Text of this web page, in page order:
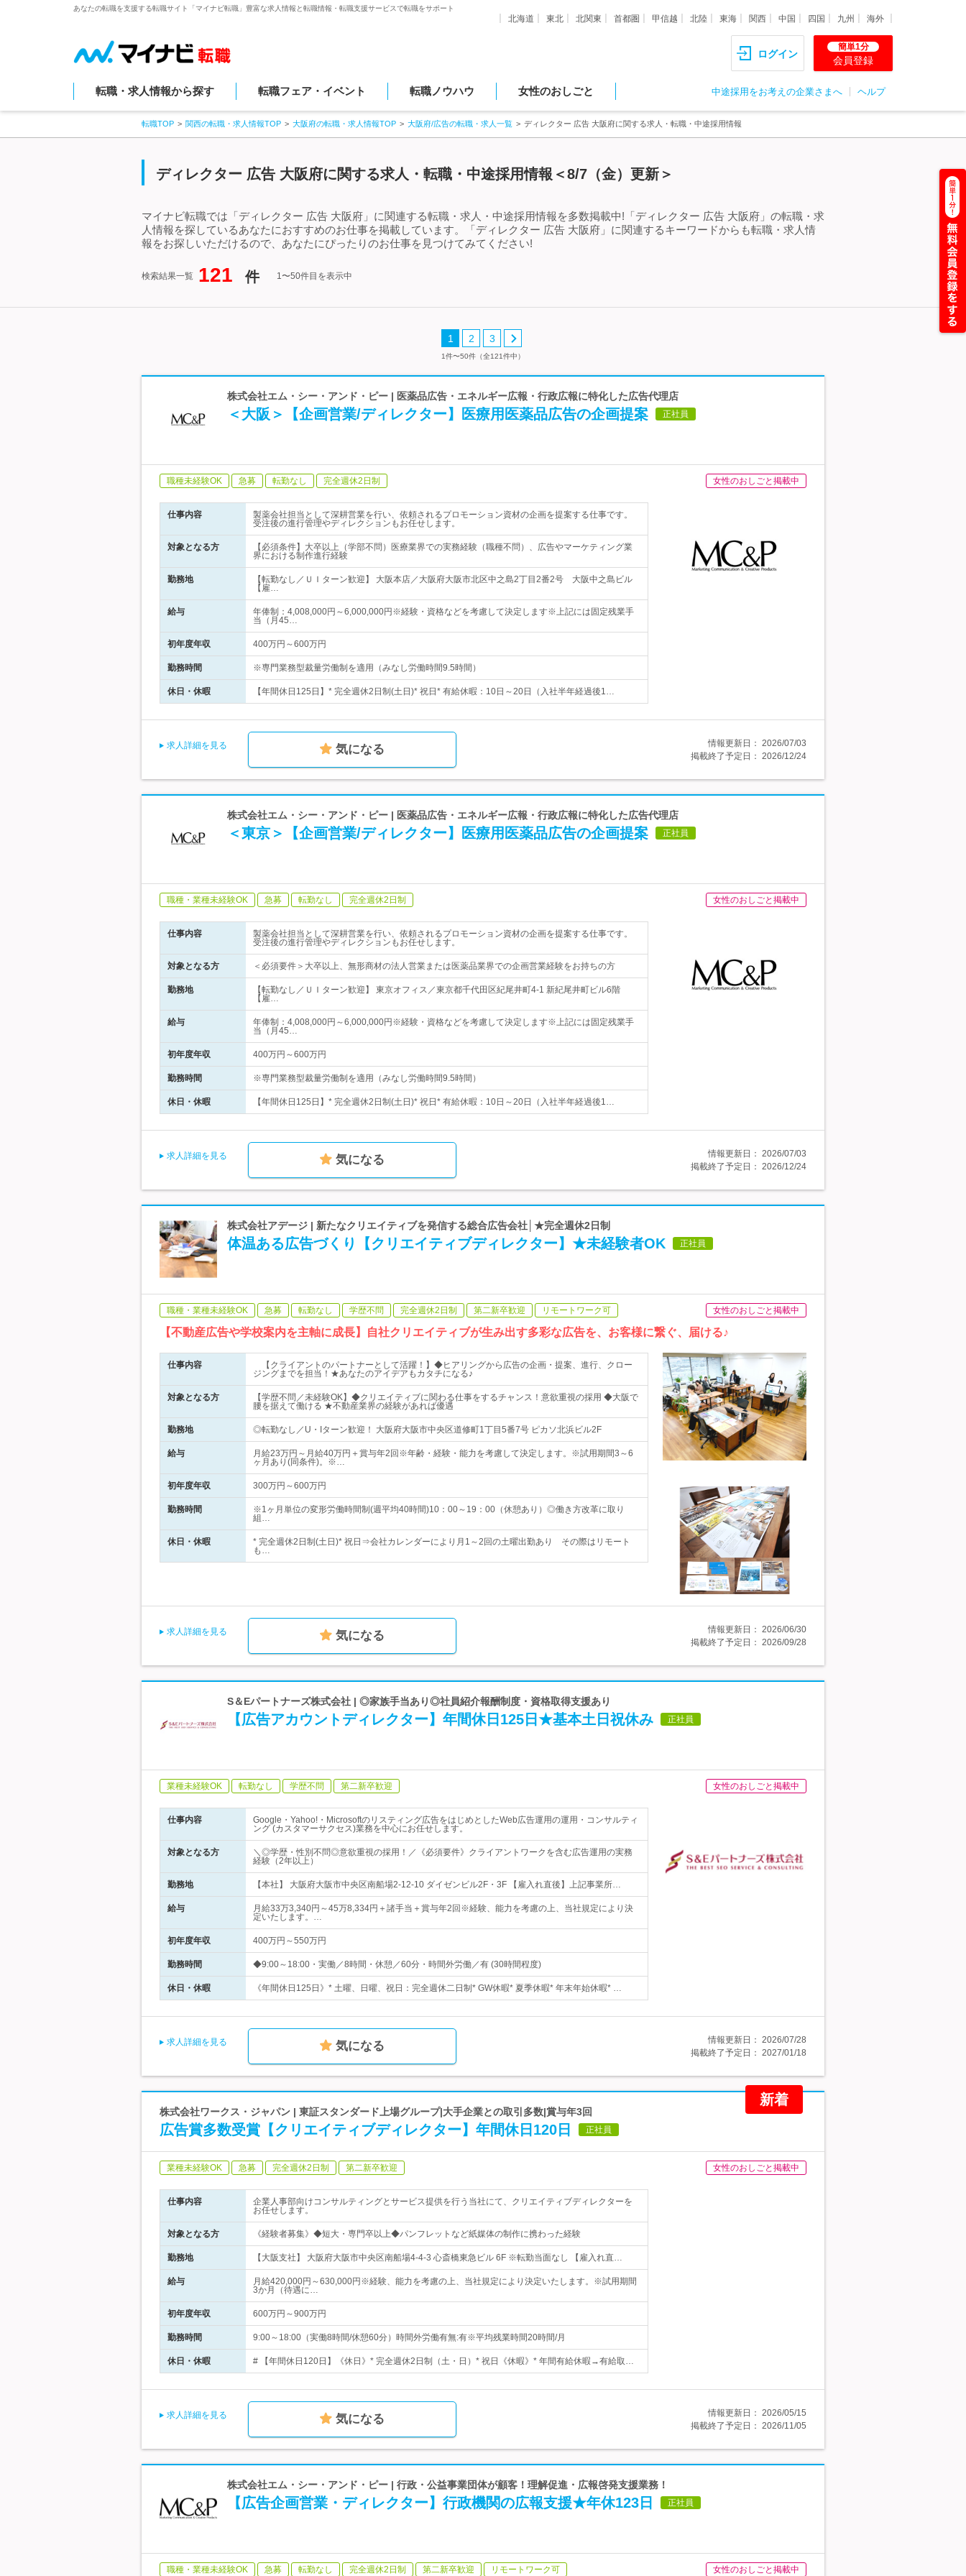
あなたの転職を支援する転職サイト「マイナビ転職」豊富な求人情報と転職情報・転職支援サービスで転職をサポート
北海道 東北 北関東 首都圏 甲信越 北陸 東海 関西 中国 四国 九州 海外
ログイン
簡単1分
会員登録
転職・求人情報から探す 転職フェア・イベント 転職ノウハウ 女性のおしごと 中途採用をお考えの企業さまへ ヘルプ
転職TOP 関西の転職・求人情報TOP 大阪府の転職・求人情報TOP 大阪府/広告の転職・求人一覧 ディレクター 広告 大阪府に関する求人・転職・中途採用情報
ディレクター 広告 大阪府に関する求人・転職・中途採用情報＜8/7（金）更新＞
マイナビ転職では「ディレクター 広告 大阪府」に関連する転職・求人・中途採用情報を多数掲載中!「ディレクター 広告 大阪府」の転職・求
人情報を探しているあなたにおすすめのお仕事を掲載しています。「ディレクター 広告 大阪府」に関連するキーワードからも転職・求人情
報をお探しいただけるので、あなたにぴったりのお仕事を見つけてみてください!
検索結果一覧 121 件 1〜50件目を表示中
1 2 3
1件〜50件（全121件中）
株式会社エム・シー・アンド・ピー | 医薬品広告・エネルギー広報・行政広報に特化した広告代理店
＜大阪＞【企画営業/ディレクター】医療用医薬品広告の企画提案 正社員
職種未経験OK 急募 転勤なし 完全週休2日制 女性のおしごと掲載中
仕事内容
製薬会社担当として深耕営業を行い、依頼されるプロモーション資材の企画を提案する仕事です。
受注後の進行管理やディレクションもお任せします。
対象となる方
【必須条件】大卒以上（学部不問）医療業界での実務経験（職種不問）、広告やマーケティング業
界における制作進行経験
勤務地
【転勤なし／ＵＩターン歓迎】 大阪本店／大阪府大阪市北区中之島2丁目2番2号 大阪中之島ビル
【雇…
給与
年俸制：4,008,000円～6,000,000円※経験・資格などを考慮して決定します※上記には固定残業手
当（月45…
初年度年収 400万円～600万円
勤務時間 ※専門業務型裁量労働制を適用（みなし労働時間9.5時間）
休日・休暇 【年間休日125日】* 完全週休2日制(土日)* 祝日* 有給休暇：10日～20日（入社半年経過後1…
求人詳細を見る 気になる 情報更新日： 2026/07/03
掲載終了予定日： 2026/12/24
株式会社エム・シー・アンド・ピー | 医薬品広告・エネルギー広報・行政広報に特化した広告代理店
＜東京＞【企画営業/ディレクター】医療用医薬品広告の企画提案 正社員
職種・業種未経験OK 急募 転勤なし 完全週休2日制 女性のおしごと掲載中
仕事内容
製薬会社担当として深耕営業を行い、依頼されるプロモーション資材の企画を提案する仕事です。
受注後の進行管理やディレクションもお任せします。
対象となる方 ＜必須要件＞大卒以上、無形商材の法人営業または医薬品業界での企画営業経験をお持ちの方
勤務地
【転勤なし／ＵＩターン歓迎】 東京オフィス／東京都千代田区紀尾井町4-1 新紀尾井町ビル6階
【雇…
給与
年俸制：4,008,000円～6,000,000円※経験・資格などを考慮して決定します※上記には固定残業手
当（月45…
初年度年収 400万円～600万円
勤務時間 ※専門業務型裁量労働制を適用（みなし労働時間9.5時間）
休日・休暇 【年間休日125日】* 完全週休2日制(土日)* 祝日* 有給休暇：10日～20日（入社半年経過後1…
求人詳細を見る 気になる 情報更新日： 2026/07/03
掲載終了予定日： 2026/12/24
株式会社アデージ | 新たなクリエイティブを発信する総合広告会社│★完全週休2日制
体温ある広告づくり【クリエイティブディレクター】★未経験者OK 正社員
職種・業種未経験OK 急募 転勤なし 学歴不問 完全週休2日制 第二新卒歓迎 リモートワーク可 女性のおしごと掲載中
【不動産広告や学校案内を主軸に成長】自社クリエイティブが生み出す多彩な広告を、お客様に繋ぐ、届ける♪
仕事内容
【クライアントのパートナーとして活躍！】◆ヒアリングから広告の企画・提案、進行、クロー
ジングまでを担当！★あなたのアイデアもカタチになる♪
対象となる方
【学歴不問／未経験OK】◆クリエイティブに関わる仕事をするチャンス！意欲重視の採用 ◆大阪で
腰を据えて働ける ★不動産業界の経験があれば優遇
勤務地 ◎転勤なし／U・Iターン歓迎！ 大阪府大阪市中央区道修町1丁目5番7号 ピカソ北浜ビル2F
給与
月給23万円～月給40万円＋賞与年2回※年齢・経験・能力を考慮して決定します。※試用期間3～6
ヶ月あり(同条件)。※…
初年度年収 300万円～600万円
勤務時間
※1ヶ月単位の変形労働時間制(週平均40時間)10：00～19：00（休憩あり）◎働き方改革に取り
組…
休日・休暇
* 完全週休2日制(土日)* 祝日⇒会社カレンダーにより月1～2回の土曜出勤あり その際はリモート
も…
求人詳細を見る 気になる 情報更新日： 2026/06/30
掲載終了予定日： 2026/09/28
S＆Eパートナーズ株式会社 | ◎家族手当あり◎社員紹介報酬制度・資格取得支援あり
【広告アカウントディレクター】年間休日125日★基本土日祝休み 正社員
業種未経験OK 転勤なし 学歴不問 第二新卒歓迎 女性のおしごと掲載中
仕事内容
Google・Yahoo!・Microsoftのリスティング広告をはじめとしたWeb広告運用の運用・コンサルティ
ング (カスタマーサクセス)業務を中心にお任せします。
対象となる方
＼◎学歴・性別不問◎意欲重視の採用！／《必須要件》クライアントワークを含む広告運用の実務
経験（2年以上）
勤務地 【本社】 大阪府大阪市中央区南船場2-12-10 ダイゼンビル2F・3F 【雇入れ直後】上記事業所…
給与
月給33万3,340円～45万8,334円＋諸手当＋賞与年2回※経験、能力を考慮の上、当社規定により決
定いたします。…
初年度年収 400万円～550万円
勤務時間 ◆9:00～18:00・実働／8時間・休憩／60分・時間外労働／有 (30時間程度)
休日・休暇 《年間休日125日》* 土曜、日曜、祝日：完全週休二日制* GW休暇* 夏季休暇* 年末年始休暇* …
求人詳細を見る 気になる 情報更新日： 2026/07/28
掲載終了予定日： 2027/01/18
新着
株式会社ワークス・ジャパン | 東証スタンダード上場グループ|大手企業との取引多数|賞与年3回
広告賞多数受賞【クリエイティブディレクター】年間休日120日 正社員
業種未経験OK 急募 完全週休2日制 第二新卒歓迎 女性のおしごと掲載中
仕事内容
企業人事部向けコンサルティングとサービス提供を行う当社にて、クリエイティブディレクターを
お任せします。
対象となる方 《経験者募集》◆短大・専門卒以上◆パンフレットなど紙媒体の制作に携わった経験
勤務地 【大阪支社】 大阪府大阪市中央区南船場4-4-3 心斎橋東急ビル 6F ※転勤当面なし 【雇入れ直…
給与
月給420,000円～630,000円※経験、能力を考慮の上、当社規定により決定いたします。※試用期間
3か月（待遇に…
初年度年収 600万円～900万円
勤務時間 9:00～18:00（実働8時間/休憩60分）時間外労働有無:有※平均残業時間20時間/月
休日・休暇 # 【年間休日120日】《休日》* 完全週休2日制（土・日）* 祝日《休暇》* 年間有給休暇→有給取…
求人詳細を見る 気になる 情報更新日： 2026/05/15
掲載終了予定日： 2026/11/05
株式会社エム・シー・アンド・ピー | 行政・公益事業団体が顧客！理解促進・広報啓発支援業務！
【広告企画営業・ディレクター】行政機関の広報支援★年休123日 正社員
職種・業種未経験OK 急募 転勤なし 完全週休2日制 第二新卒歓迎 リモートワーク可 女性のおしごと掲載中